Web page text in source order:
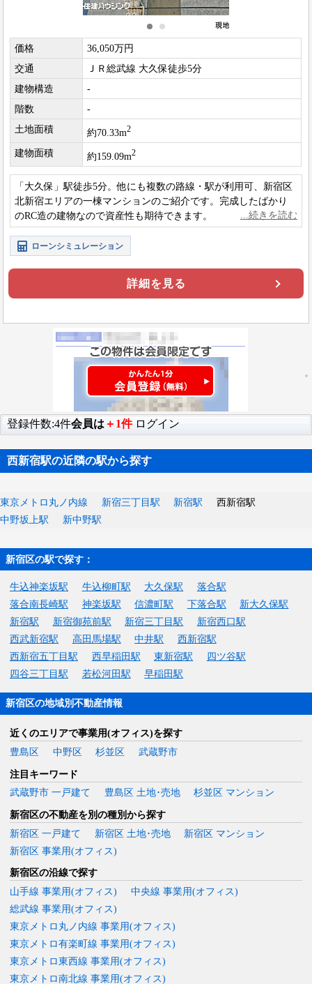
価格
36,050万円
交通
ＪＲ総武線 大久保徒歩5分
建物構造
-
階数
-
土地面積
約70.33m2
建物面積 約159.09m2
「大久保」駅徒歩5分。他にも複数の路線・駅が利用可、新宿区
北新宿エリアの一棟マンションのご紹介です。完成したばかり
のRC造の建物なので資産性も期待できます。ぜひお気軽にお問
い合わせください。
ローンシミュレーション
詳細を見る
登録件数:4件会員は ＋1件 ログイン
西新宿駅の近隣の駅から探す
東京メトロ丸ノ内線 新宿三丁目駅 新宿駅
西新宿駅
中野坂上駅
新中野駅
新宿区の駅で探す：
牛込神楽坂駅 牛込柳町駅 大久保駅
落合駅
落合南長崎駅
神楽坂駅 信濃町駅 下落合駅
新大久保駅
新宿駅
新宿御苑前駅 新宿三丁目駅
新宿西口駅
西武新宿駅
高田馬場駅 中井駅
西新宿駅
西新宿五丁目駅
西早稲田駅 東新宿駅
四ツ谷駅
四谷三丁目駅
若松河田駅 早稲田駅
新宿区の地域別不動産情報
近くのエリアで事業用(オフィス)を探す
豊島区
中野区 杉並区 武蔵野市
注目キーワード
武蔵野市 一戸建て
豊島区 土地･売地 杉並区 マンション
新宿区の不動産を別の種別から探す
新宿区 一戸建て
新宿区 土地･売地
新宿区 マンション
新宿区 事業用(オフィス)
新宿区の沿線で探す
山手線 事業用(オフィス)
中央線 事業用(オフィス)
総武線 事業用(オフィス)
東京メトロ丸ノ内線 事業用(オフィス)
東京メトロ有楽町線 事業用(オフィス)
東京メトロ東西線 事業用(オフィス)
東京メトロ南北線 事業用(オフィス)